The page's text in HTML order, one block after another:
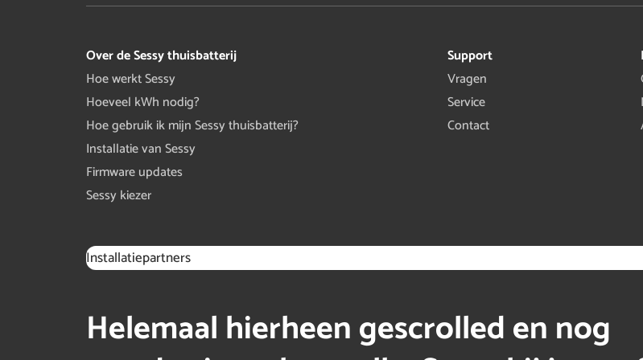
Over de Sessy thuisbatterij
Hoe werkt Sessy
Hoeveel kWh nodig?
Hoe gebruik ik mijn Sessy thuisbatterij?
Installatie van Sessy
Firmware updates
Sessy kiezer
Support
Vragen
Service
Contact
Installatiepartners
Helemaal hierheen gescrolled en nog